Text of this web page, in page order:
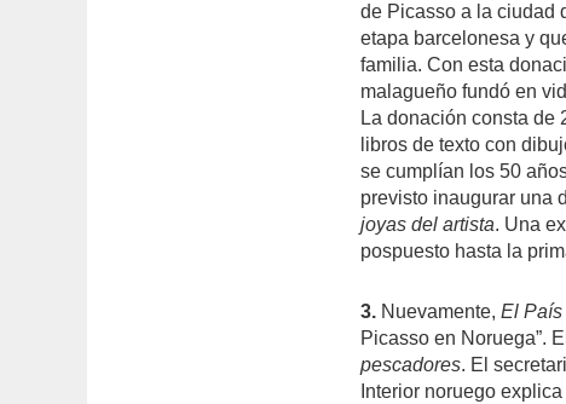
de Picasso a la ciudad
etapa barcelonesa y
familia. Con esta
malagueño fundó en
La donación consta de
libros de texto con
se cumplían los 50
previsto inaugurar una
joyas del artista. Una
pospuesto hasta la
3. Nuevamente,El País
Picasso en Noruega”.
pescadores. El
Interior noruego